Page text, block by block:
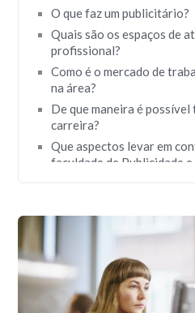
O que faz um publicitário?
Quais são os espaços de
profissional?
Como é o mercado de
na área?
De que maneira é possível
carreira?
Que aspectos levar em
faculdade de Publicidade